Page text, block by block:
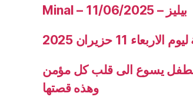
Minal – 11/06/2025 – بيليز
11 حزيران 2025
الطفل يسوع الى قلب كل مؤمن
وهذه قصتها